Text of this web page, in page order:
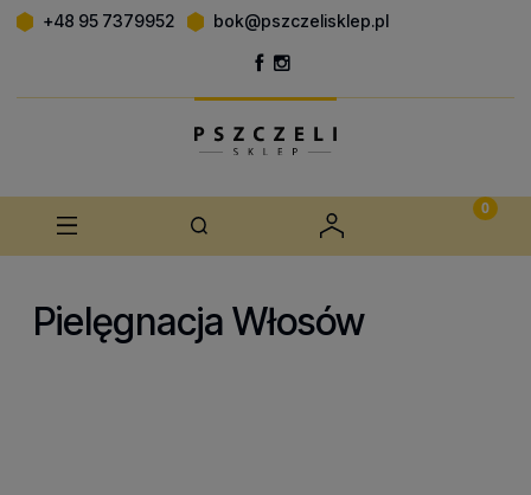
+48 95 7379952 bok@pszczelisklep.pl
Pielęgnacja Włosów